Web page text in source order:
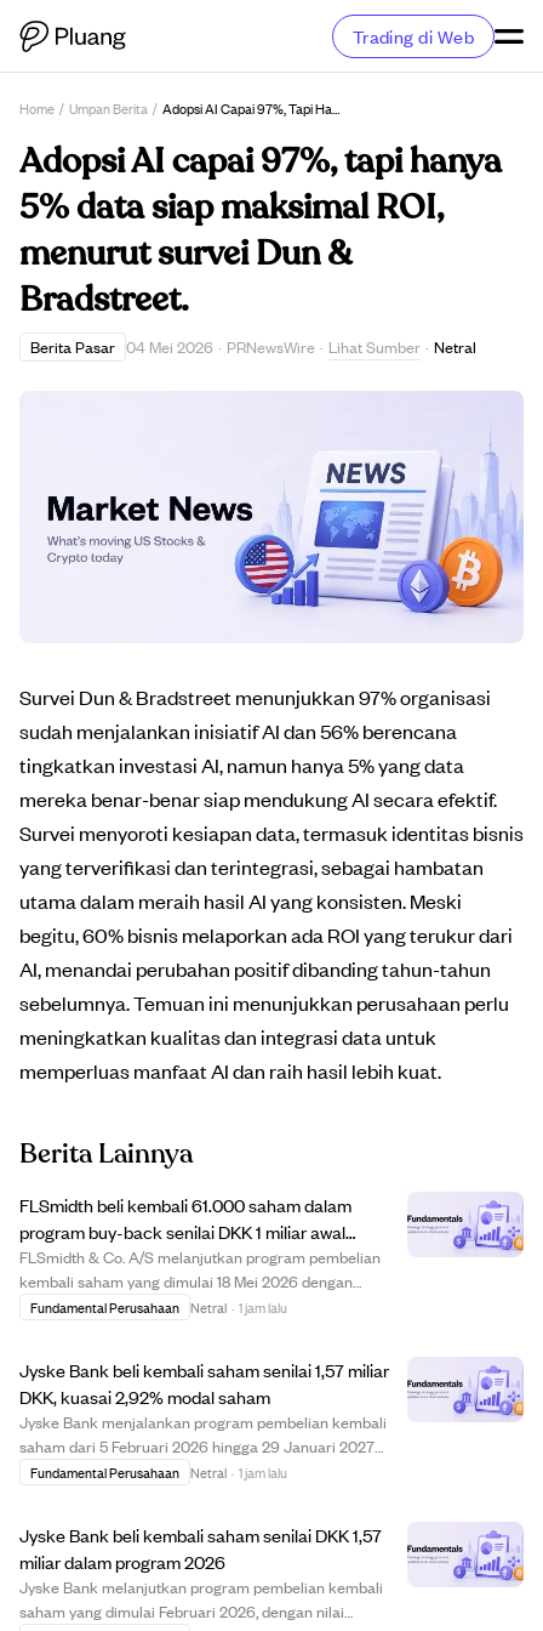
Trading di Web
Home / Umpan Berita / Adopsi AI Capai 97%, Tapi Hanya 5% Data Siap Maksimal ROI, Menurut Survei Dun & Bradstreet.
Adopsi AI capai 97%, tapi hanya
5% data siap maksimal ROI,
menurut survei Dun &
Bradstreet.
Berita Pasar 04 Mei 2026 · PRNewsWire · Lihat Sumber · Netral
Survei Dun & Bradstreet menunjukkan 97% organisasi
sudah menjalankan inisiatif AI dan 56% berencana
tingkatkan investasi AI, namun hanya 5% yang data
mereka benar-benar siap mendukung AI secara efektif.
Survei menyoroti kesiapan data, termasuk identitas bisnis
yang terverifikasi dan terintegrasi, sebagai hambatan
utama dalam meraih hasil AI yang konsisten. Meski
begitu, 60% bisnis melaporkan ada ROI yang terukur dari
AI, menandai perubahan positif dibanding tahun-tahun
sebelumnya. Temuan ini menunjukkan perusahaan perlu
meningkatkan kualitas dan integrasi data untuk
memperluas manfaat AI dan raih hasil lebih kuat.
Berita Lainnya
FLSmidth beli kembali 61.000 saham dalam
program buy-back senilai DKK 1 miliar awal
Agustus 2026
FLSmidth & Co. A/S melanjutkan program pembelian
kembali saham yang dimulai 18 Mei 2026 dengan
membeli 61.000 saham antara 3 dan 7 Agustus 2026
769.173...
Fundamental Perusahaan Netral · 1 jam lalu
Jyske Bank beli kembali saham senilai 1,57 miliar
DKK, kuasai 2,92% modal saham
Jyske Bank menjalankan program pembelian kembali
saham dari 5 Februari 2026 hingga 29 Januari 2027
dengan nilai maksimal 3 miliar DKK. Hingga awal
Fundamental Perusahaan Netral · 1 jam lalu
Jyske Bank beli kembali saham senilai DKK 1,57
miliar dalam program 2026
Jyske Bank melanjutkan program pembelian kembali
saham yang dimulai Februari 2026, dengan nilai